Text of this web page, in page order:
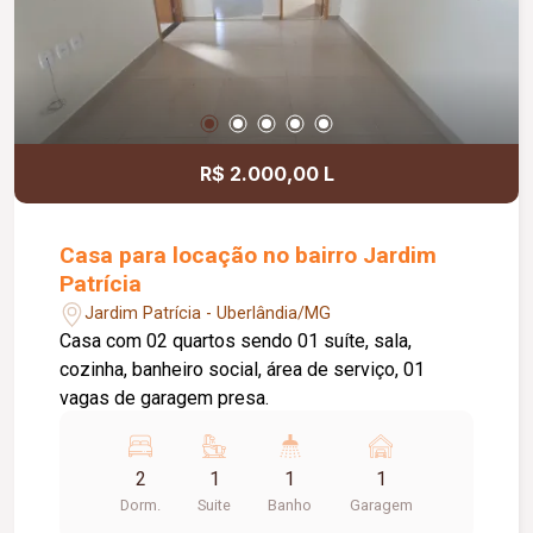
planejados; Acabamento em porcelanato e
granito; Uma excelente opção para quem busca
espaço, conforto, privacidade e uma estrutura
completa para receber familiares e amigos.
R$ 2.000,00 L
Casa para locação no bairro Jardim
Patrícia
Jardim Patrícia - Uberlândia/MG
Casa com 02 quartos sendo 01 suíte, sala,
cozinha, banheiro social, área de serviço, 01
vagas de garagem presa.
2
Dorm.
1
Suite
1
Banho
1
Garagem